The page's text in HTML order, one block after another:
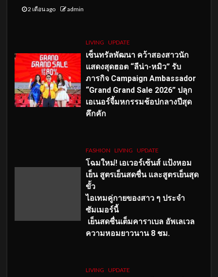
2 เดือน ago admin
LIVING UPDATE
เซ็นทรัลพัฒนา คว้าสองสาวนัก
แสดงสุดฮอต “ลีน่า-หมิว” รับ
ภารกิจ Campaign Ambassador
“Grand Grand Sale 2026” ปลุก
เอเนอร์จี้มหกรรมช้อปกลางปีสุด
คึกคัก
FASHION LIVING UPDATE
โฉมใหม่! เอเวอร์เซ้นส์ แป้งหอม
เย็น สูตรเย็นสดชื่น และสูตรเย็นสุด
ขั้ว
ไอเทมคู่กายของสาว ๆ ประจำ
ซัมเมอร์นี้
เย็นสดชื่นเต็มคาราเบล อัพเลเวล
ความหอมยาวนาน 8 ชม.
LIVING UPDATE